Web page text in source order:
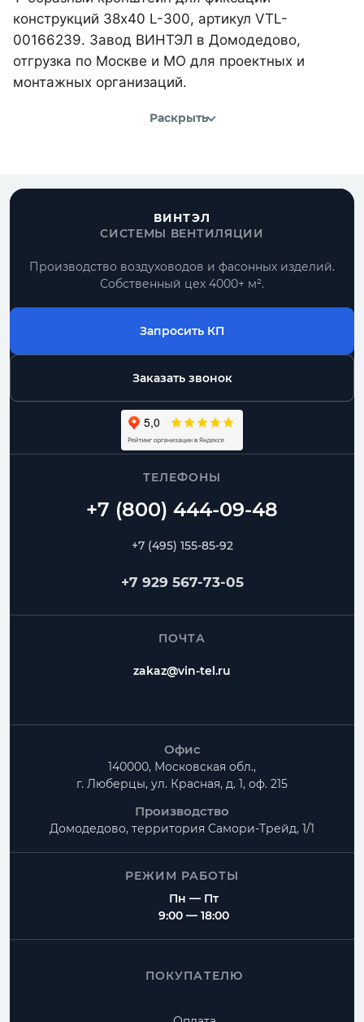
конструкций 38х40 L-300, артикул VTL-
00166239. Завод ВИНТЭЛ в Домодедово,
отгрузка по Москве и МО для проектных и
монтажных организаций.
Раскрыть
ВИНТЭЛ
СИСТЕМЫ ВЕНТИЛЯЦИИ
Производство воздуховодов и фасонных изделий.
Собственный цех 4000+ м².
Запросить КП
Заказать звонок
ТЕЛЕФОНЫ
+7 (495) 155-85-92
+7 929 567-73-05
ПОЧТА
zakaz@vin-tel.ru
Офис
140000, Московская обл.,
г. Люберцы, ул. Красная, д. 1, оф. 215
Производство
Домодедово, территория Самори-Трейд, 1/1
РЕЖИМ РАБОТЫ
Пн — Пт
9:00 — 18:00
ПОКУПАТЕЛЮ